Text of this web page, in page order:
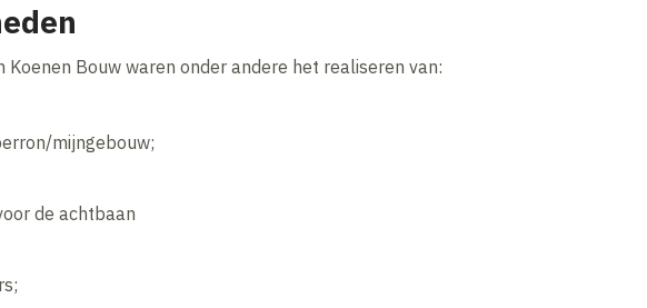
Koenen Bouw waren onder andere het realiseren van:
mijngebouw;
de achtbaan